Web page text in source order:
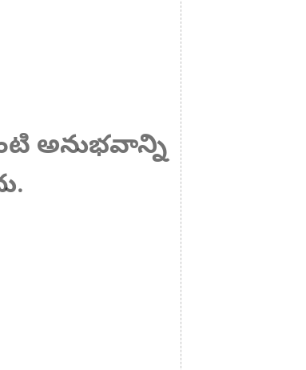
అనుభవాన్ని